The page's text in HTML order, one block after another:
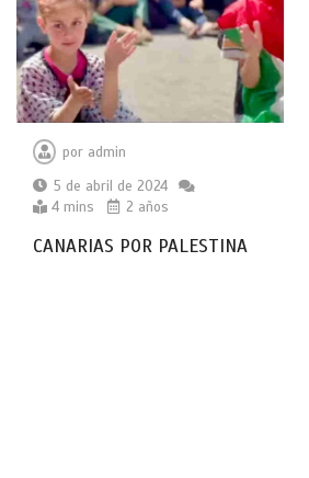
por admin
5 de abril de 2024
4 mins
2 años
CANARIAS POR PALESTINA